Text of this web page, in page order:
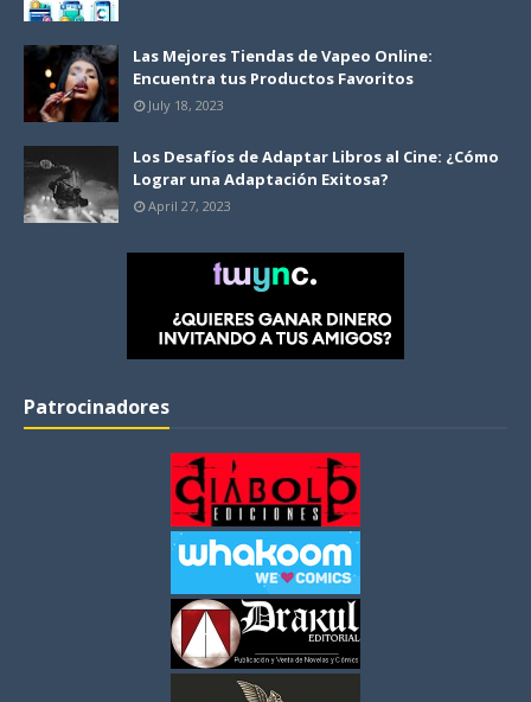
Las Mejores Tiendas de Vapeo Online:
Encuentra tus Productos Favoritos
July 18, 2023
Los Desafíos de Adaptar Libros al Cine: ¿Cómo
Lograr una Adaptación Exitosa?
April 27, 2023
Patrocinadores